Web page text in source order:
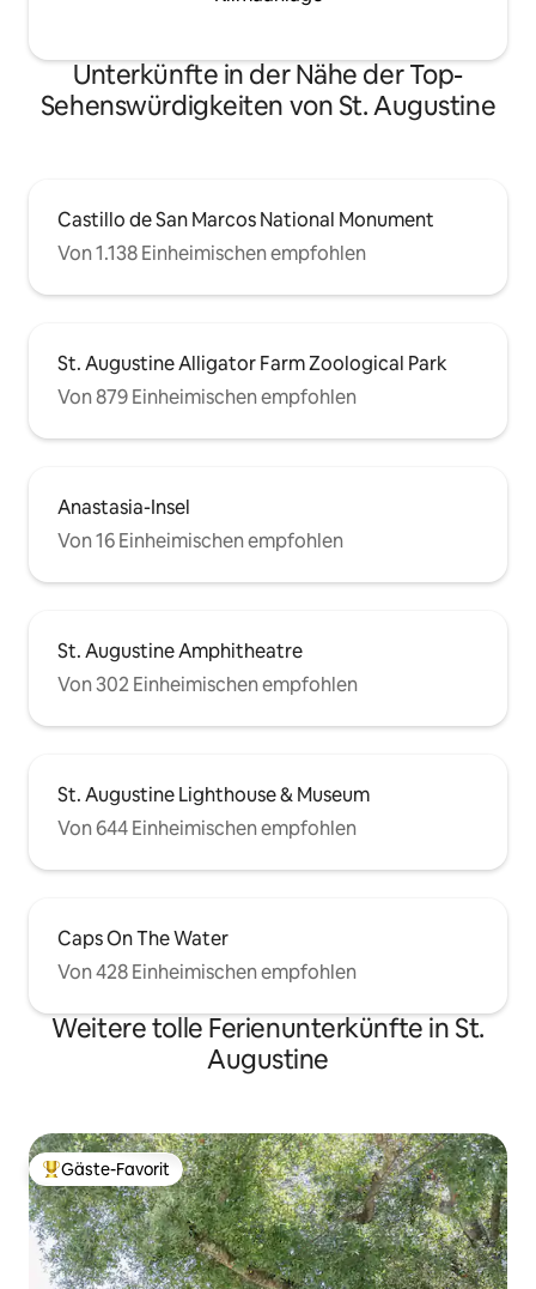
Unterkünfte in der Nähe der Top-
Sehenswürdigkeiten von St. Augustine
Castillo de San Marcos National Monument
Von 1.138 Einheimischen empfohlen
St. Augustine Alligator Farm Zoological Park
Von 879 Einheimischen empfohlen
Anastasia-Insel
Von 16 Einheimischen empfohlen
St. Augustine Amphitheatre
Von 302 Einheimischen empfohlen
St. Augustine Lighthouse & Museum
Von 644 Einheimischen empfohlen
Caps On The Water
Von 428 Einheimischen empfohlen
Weitere tolle Ferienunterkünfte in St.
Augustine
Beliebter Gäste-Favorit.
Gäste-Favorit